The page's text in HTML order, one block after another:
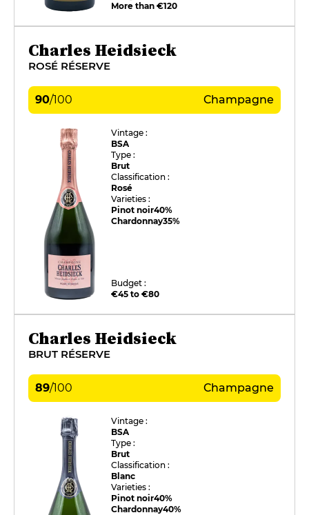
More than €120
Charles Heidsieck
ROSÉ RÉSERVE
90/100 Champagne
Vintage :
BSA
Type :
Brut
Classification :
Rosé
Varieties :
Pinot noir40%
Chardonnay35%
Budget :
€45 to €80
Charles Heidsieck
BRUT RÉSERVE
89/100 Champagne
Vintage :
BSA
Type :
Brut
Classification :
Blanc
Varieties :
Pinot noir40%
Chardonnay40%